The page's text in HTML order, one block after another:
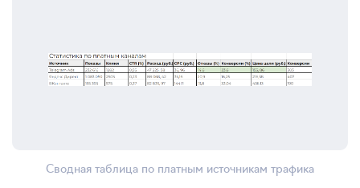
Сводная таблица по платным источникам трафика